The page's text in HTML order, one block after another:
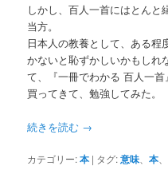
しかし、百人一首にはとんと
当方。
日本人の教養として、ある程
かないと恥ずかしいかもしれ
て、『一冊でわかる 百人一首
買ってきて、勉強してみた。
続きを読む →
カテゴリー:本 | タグ:意味 、本 、